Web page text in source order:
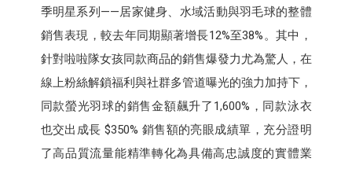
季明星系列——居家健身、水域活動與羽毛球的整體
銷售表現，較去年同期顯著增長12%至38%。其中，
針對啦啦隊女孩同款商品的銷售爆發力尤為驚人，在
線上粉絲解鎖福利與社群多管道曝光的強力加持下，
同款螢光羽球的銷售金額飆升了1,600%，同款泳衣
也交出成長 $350% 銷售額的亮眼成績單，充分證明
了高品質流量能精準轉化為具備高忠誠度的實體業